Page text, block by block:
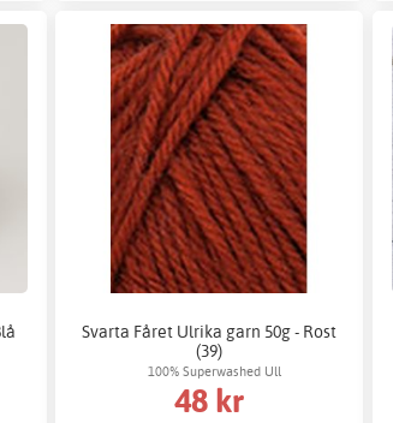
Svarta Fåret Ulrika garn 50g - Rost
(39)
100% Superwashed Ull
48 kr